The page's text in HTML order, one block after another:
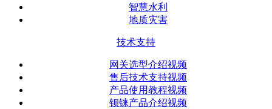
智慧水利
地质灾害
技术支持
网关选型介绍视频
售后技术支持视频
产品使用教程视频
钡铼产品介绍视频